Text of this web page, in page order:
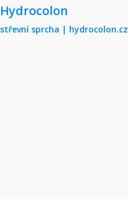
Skip to main content
Hydrocolon
střevní sprcha | hydrocolon.cz